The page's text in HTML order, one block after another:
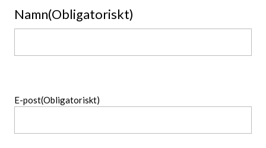
Namn(Obligatoriskt)
E-post(Obligatoriskt)